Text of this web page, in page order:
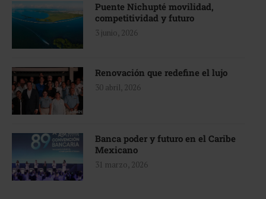
Puente Nichupté movilidad,
competitividad y futuro
3 junio, 2026
Renovación que redefine el lujo
30 abril, 2026
Banca poder y futuro en el Caribe
Mexicano
31 marzo, 2026